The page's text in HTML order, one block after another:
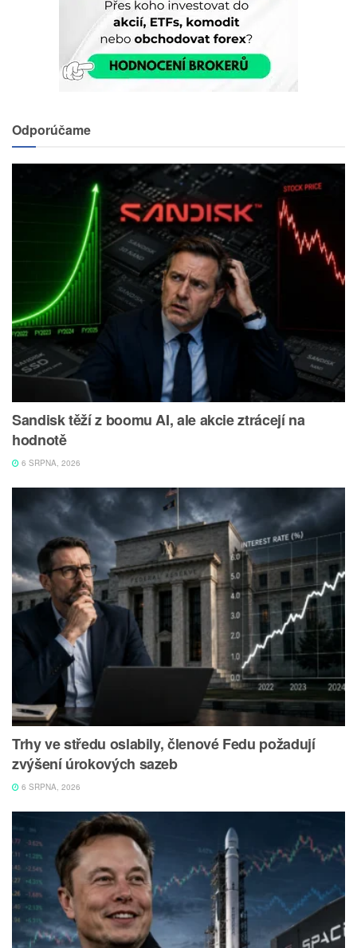
Odporúčame
Sandisk těží z boomu AI, ale akcie ztrácejí na
hodnotě
6 SRPNA, 2026
Trhy ve středu oslabily, členové Fedu požadují
zvýšení úrokových sazeb
6 SRPNA, 2026